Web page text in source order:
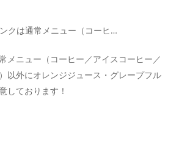
クは通常メニュー（コーヒ…
メニュー（コーヒー／アイスコーヒー／
以外にオレンジジュース・グレープフル
しております！